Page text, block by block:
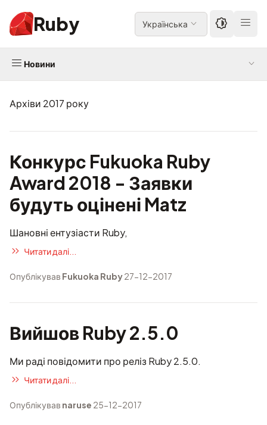
Ruby Українська
Новини
Архіви 2017 року
Конкурс Fukuoka Ruby
Award 2018 - Заявки
будуть оцінені Matz
Шановні ентузіасти Ruby,
Читати далі...
Опублікував Fukuoka Ruby27-12-2017
Вийшов Ruby 2.5.0
Ми раді повідомити про реліз Ruby 2.5.0.
Читати далі...
Опублікував naruse 25-12-2017